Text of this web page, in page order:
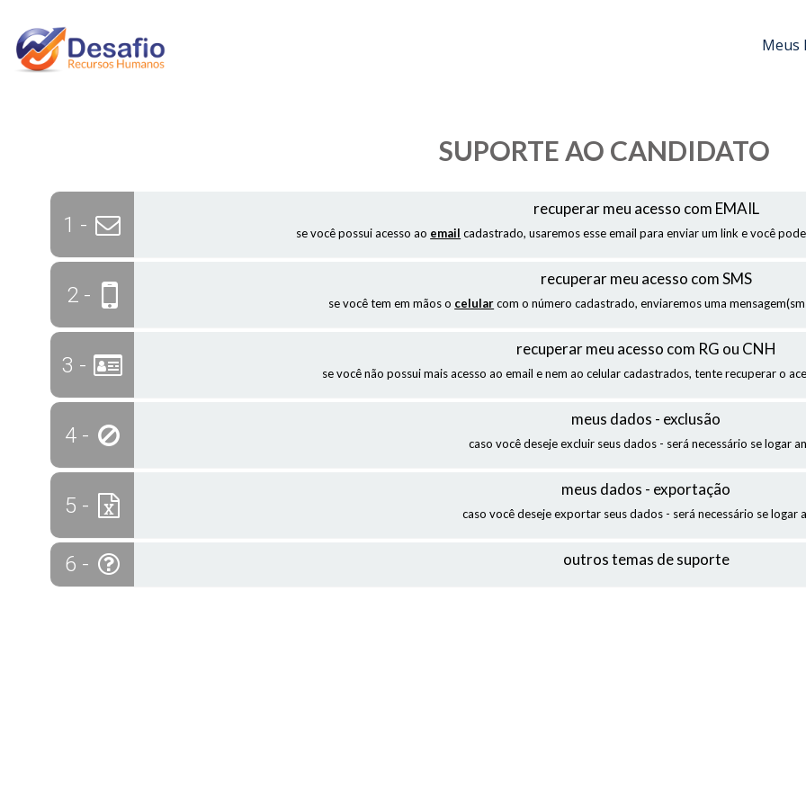
Meus
SUPORTE AO CANDIDATO
1 -
recuperar meu acesso com EMAIL
se você possui acesso ao email cadastrado, usaremos esse email para enviar um link e você
2 -
recuperar meu acesso com SMS
se você tem em mãos o celularcom o número cadastrado, enviaremos uma
3 -
recuperar meu acesso com RG ou CNH
se você não possui mais acesso ao email e nem ao celular cadastrados, tente recuperar o
4 -
meus dados - exclusão
caso você deseje excluir seus dados - será necessário se logar
5 -
meus dados - exportação
caso você deseje exportar seus dados - será necessário se logar
6 - outros temas de suporte